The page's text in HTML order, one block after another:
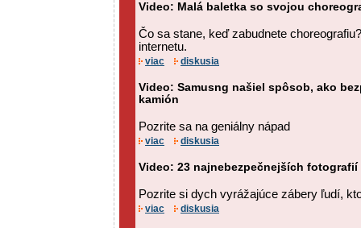
Video: Malá baletka so svojou
Čo sa stane, keď zabudnete
internetu.
viac diskusia
Video: Samusng našiel spôsob, ako
kamión
Pozrite sa na geniálny nápad
viac diskusia
Video: 23 najnebezpečnejších
Pozrite si dych vyrážajúce zábery ľudí,
viac diskusia